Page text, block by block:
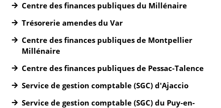
Centre des finances publiques du Millénaire
Trésorerie amendes du Var
Centre des finances publiques de Montpellier
Millénaire
Centre des finances publiques de Pessac-Talence
Service de gestion comptable (SGC) d'Ajaccio
Service de gestion comptable (SGC) du Puy-en-